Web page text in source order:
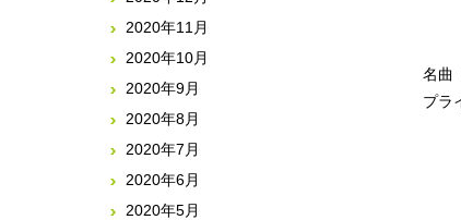
名曲
プラ
2020年11月
2020年10月
2020年9月
2020年8月
2020年7月
2020年6月
2020年5月